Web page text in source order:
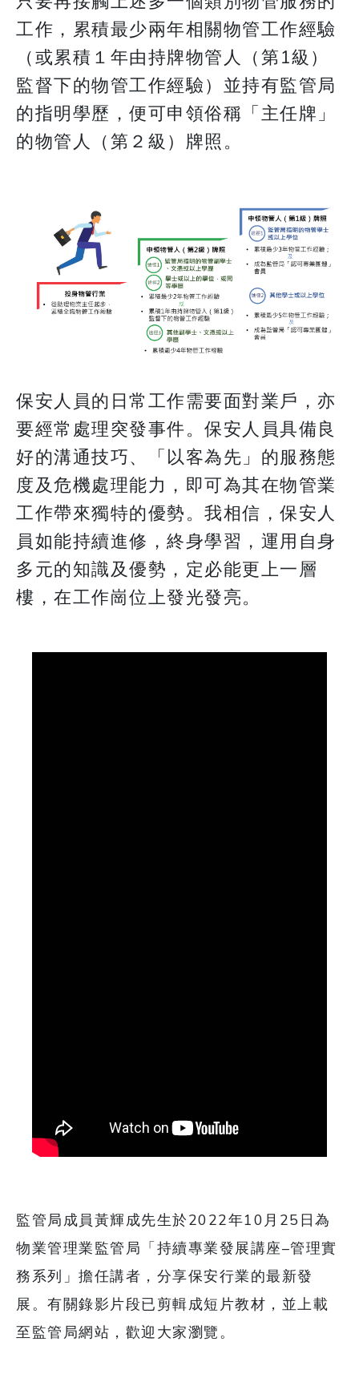
工作，累積最少兩年相關物管工作經驗
（或累積１年由持牌物管人（第1級）
監督下的物管工作經驗）並持有監管局
的指明學歷，便可申領俗稱「主任牌」
的物管人（第２級）牌照。
保安人員的日常工作需要面對業戶，亦
要經常處理突發事件。保安人員具備良
好的溝通技巧、「以客為先」的服務態
度及危機處理能力，即可為其在物管業
工作帶來獨特的優勢。我相信，保安人
員如能持續進修，終身學習，運用自身
多元的知識及優勢，定必能更上一層
樓，在工作崗位上發光發亮。
監管局成員黃輝成先生於2022年10月25日為
物業管理業監管局「持續專業發展講座–管理實
務系列」擔任講者，分享保安行業的最新發
展。有關錄影片段已剪輯成短片教材，並上載
至監管局網站，歡迎大家瀏覽。